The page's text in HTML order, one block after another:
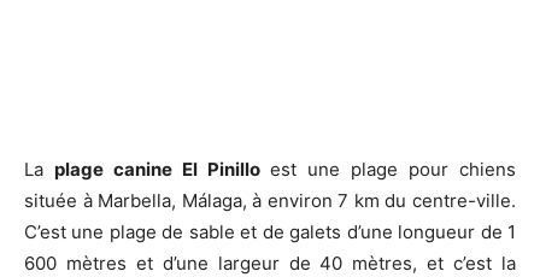
La plage canine El Pinilloest une plage pour chiens
située à Marbella, Málaga, à environ 7 km du centre-ville.
C’est une plage de sable et de galets d’une longueur de 1
600 mètres et d’une largeur de 40 mètres, et c’est la